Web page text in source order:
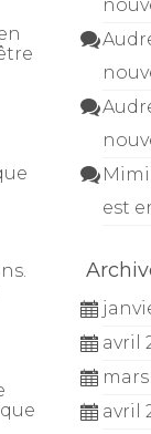
Mimi
est
avril
mars
avril